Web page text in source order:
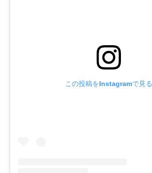
この投稿をInstagramで見る